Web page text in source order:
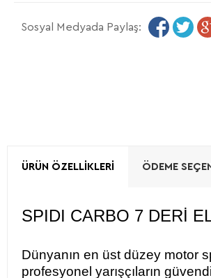
Sosyal Medyada Paylaş:
ÜRÜN ÖZELLIKLERI ÖDEME
SPIDI CARBO 7 DERİ
Dünyanın en üst düzey motor
profesyonel yarışçıların